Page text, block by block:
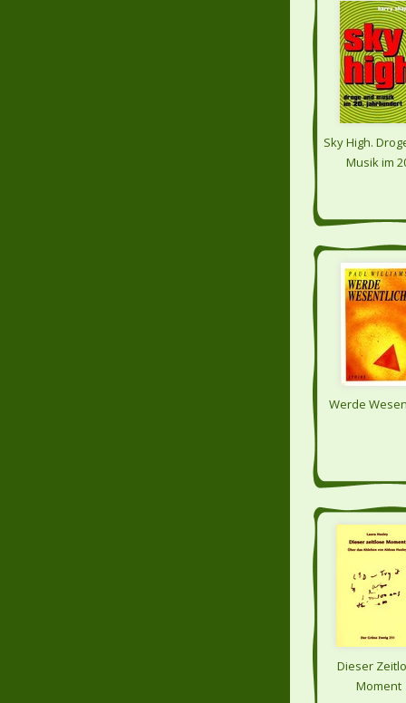
Sky High.
Musik im
Werde
Dieser
Moment